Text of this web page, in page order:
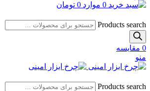
0 موارد 0 تومان
Products search
0 مقایسه
منو
Products search